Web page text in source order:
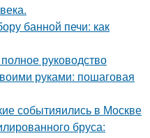
банной печи: как
руководство
руками: пошаговая
событияились в Москве
бруса: